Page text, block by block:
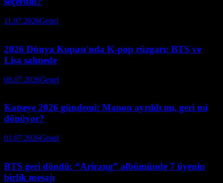
11.07.2026Genel
2026 Dünya Kupası'nda K-pop rüzgarı: BTS ve
Lisa sahnede
08.07.2026Genel
Katseye 2026 gündemi: Manon ayrıldı mı, geri mi
dönüyor?
01.07.2026Genel
BTS geri döndü: “Arirang” albümünde 7 üyenin
birlik mesajı